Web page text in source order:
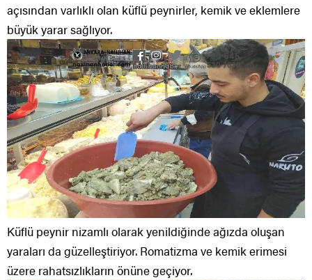
açısından varlıklı olan küflü peynirler, kemik ve eklemlere
büyük yarar sağlıyor.
Küflü peynir nizamlı olarak yenildiğinde ağızda oluşan
yaraları da güzelleştiriyor. Romatizma ve kemik erimesi
üzere rahatsızlıkların önüne geçiyor.